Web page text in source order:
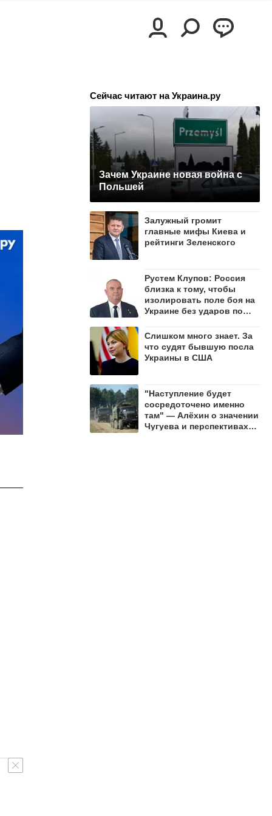
Сейчас читают на Украина.ру
Зачем Украине новая война с
Польшей
Залужный громит
главные мифы Киева и
рейтинги Зеленского
Рустем Клупов: Россия
близка к тому, чтобы
изолировать поле боя на
Украине без ударов по
Слишком много знает. За
что судят бывшую посла
Украины в США
"Наступление будет
сосредоточено именно
там" — Алёхин о значении
Чугуева и перспективах